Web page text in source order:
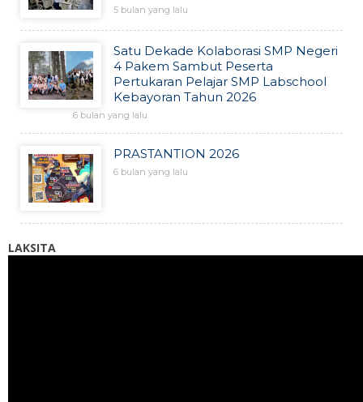
5 bulan yang lalu
Satu Dekade Kolaborasi SMP Negeri
4 Pakem Sambut Peserta
Pertukaran Pelajar SMP Labschool
Kebayoran Tahun 2026
6 bulan yang lalu
PRASTANTION 2026
6 bulan yang lalu
LAKSITA